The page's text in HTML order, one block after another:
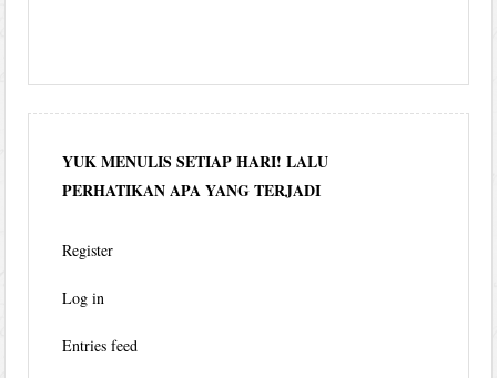
YUK MENULIS SETIAP HARI! LALU
PERHATIKAN APA YANG TERJADI
Register
Log in
Entries feed